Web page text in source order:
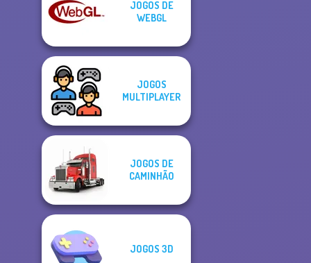
JOGOS DE
WEBGL
JOGOS
MULTIPLAYER
JOGOS DE
CAMINHÃO
JOGOS 3D